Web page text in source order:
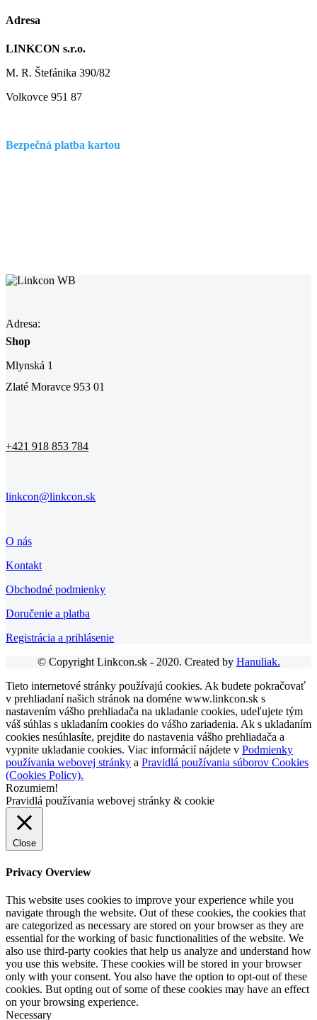
Adresa
LINKCON s.r.o.
M. R. Štefánika 390/82
Volkovce 951 87
Bezpečná platba kartou
Adresa:
Shop
Mlynská 1
Zlaté Moravce 953 01
+421 918 853 784
linkcon@linkcon.sk
O nás
Kontakt
Obchodné podmienky
Doručenie a platba
Registrácia a prihlásenie
© Copyright Linkcon.sk - 2020. Created by Hanuliak.
Tieto internetové stránky používajú cookies. Ak budete pokračovať
v prehliadaní našich stránok na doméne www.linkcon.sk s
nastavením vášho prehliadača na ukladanie cookies, udeľujete tým
váš súhlas s ukladaním cookies do vášho zariadenia. Ak s ukladaním
cookies nesúhlasíte, prejdite do nastavenia vášho prehliadača a
vypnite ukladanie cookies. Viac informácií nájdete v Podmienky
používania webovej stránky a Pravidlá používania súborov Cookies
(Cookies Policy).
Rozumiem!
Pravidlá používania webovej stránky & cookie
Close
Privacy Overview
This website uses cookies to improve your experience while you
navigate through the website. Out of these cookies, the cookies that
are categorized as necessary are stored on your browser as they are
essential for the working of basic functionalities of the website. We
also use third-party cookies that help us analyze and understand how
you use this website. These cookies will be stored in your browser
only with your consent. You also have the option to opt-out of these
cookies. But opting out of some of these cookies may have an effect
on your browsing experience.
Necessary